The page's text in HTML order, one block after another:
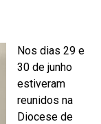
Nos dias 29 e
30 de junho
estiveram
reunidos na
Diocese de